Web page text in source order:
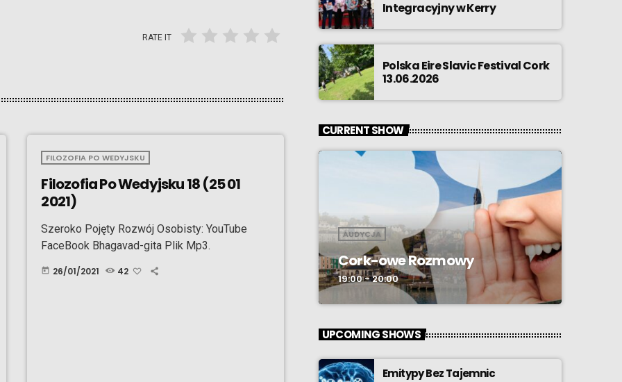
RATE IT
FILOZOFIA PO WEDYJSKU
Filozofia Po Wedyjsku 18 (25 01
2021)
Szeroko Pojęty Rozwój Osobisty: YouTube
FaceBook Bhagavad-gita Plik Mp3.
today 26/01/2021 42
Integracyjny w Kerry
Polska Eire Slavic Festival Cork
13.06.2026
CURRENT SHOW
AUDYCJA
Cork-owe Rozmowy
19:00 - 20:00
UPCOMING SHOWS
Emitypy Bez Tajemnic